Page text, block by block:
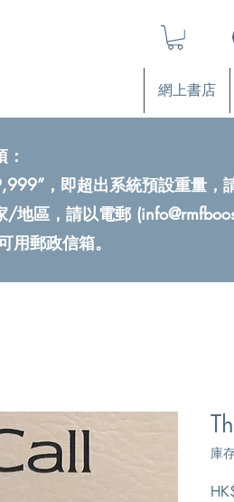
網上書店
，即超出系統預設重量，
/地區，請以電郵 (
用郵政信箱。
庫